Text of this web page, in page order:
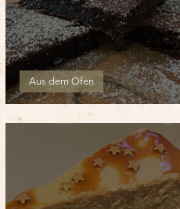
Süßkartoffel-Brownies
Aus dem Ofen